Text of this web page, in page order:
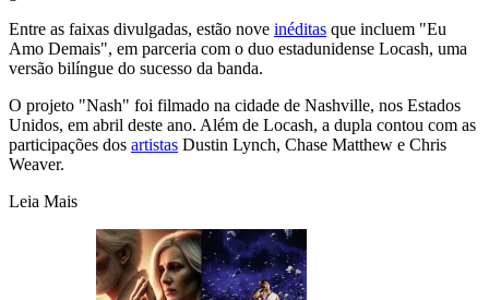
Entre as faixas divulgadas, estão nove inéditas que incluem "Eu
Amo Demais", em parceria com o duo estadunidense Locash, uma
versão bilíngue do sucesso da banda.
O projeto "Nash" foi filmado na cidade de Nashville, nos Estados
Unidos, em abril deste ano. Além de Locash, a dupla contou com as
participações dos artistas Dustin Lynch, Chase Matthew e Chris
Weaver.
Leia Mais